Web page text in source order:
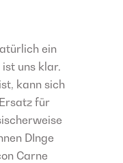
ein
uns klar.
kann sich
für
DInge
Carne